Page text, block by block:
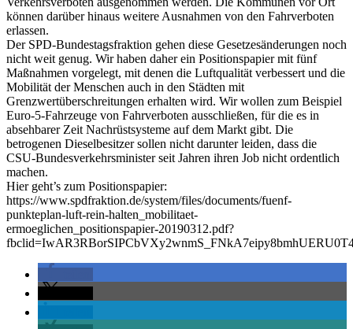
können darüber hinaus weitere Ausnahmen von den Fahrverboten
erlassen.
Der SPD-Bundestagsfraktion gehen diese Gesetzesänderungen noch
nicht weit genug. Wir haben daher ein Positionspapier mit fünf
Maßnahmen vorgelegt, mit denen die Luftqualität verbessert und die
Mobilität der Menschen auch in den Städten mit
Grenzwertüberschreitungen erhalten wird. Wir wollen zum Beispiel
Euro-5-Fahrzeuge von Fahrverboten ausschließen, für die es in
absehbarer Zeit Nachrüstsysteme auf dem Markt gibt. Die
betrogenen Dieselbesitzer sollen nicht darunter leiden, dass die
CSU-Bundesverkehrsminister seit Jahren ihren Job nicht ordentlich
machen.
Hier geht’s zum Positionspapier:
https://www.spdfraktion.de/system/files/documents/fuenf-
punkteplan-luft-rein-halten_mobilitaet-
ermoeglichen_positionspapier-20190312.pdf?